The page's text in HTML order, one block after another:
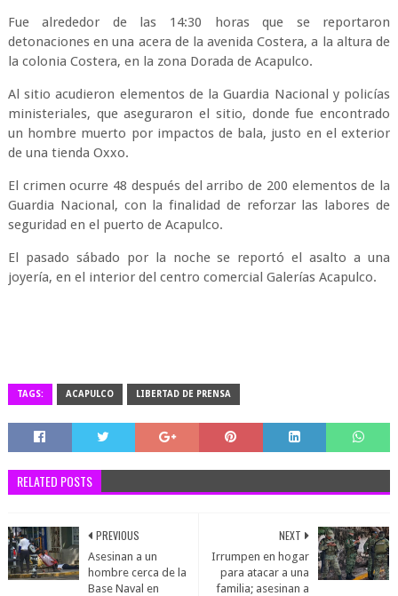
Fue alrededor de las 14:30 horas que se reportaron
detonaciones en una acera de la avenida Costera, a la altura de
la colonia Costera, en la zona Dorada de Acapulco.
Al sitio acudieron elementos de la Guardia Nacional y policías
ministeriales, que aseguraron el sitio, donde fue encontrado
un hombre muerto por impactos de bala, justo en el exterior
de una tienda Oxxo.
El crimen ocurre 48 después del arribo de 200 elementos de la
Guardia Nacional, con la finalidad de reforzar las labores de
seguridad en el puerto de Acapulco.
El pasado sábado por la noche se reportó el asalto a una
joyería, en el interior del centro comercial Galerías Acapulco.
TAGS: ACAPULCO LIBERTAD DE PRENSA
RELATED POSTS
NEXT
Irrumpen en hogar
para atacar a una
familia; asesinan a
PREVIOUS
Asesinan a un
hombre cerca de la
Base Naval en